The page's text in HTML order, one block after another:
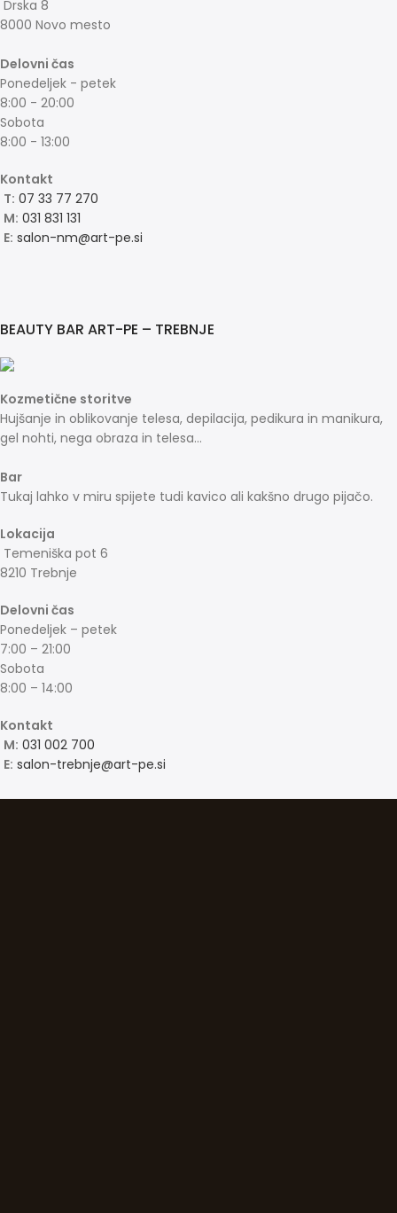
Drska 8
8000 Novo mesto
Delovni čas
Ponedeljek - petek
8:00 - 20:00
Sobota
8:00 - 13:00
Kontakt
T: 07 33 77 270
M: 031 831 131
E: salon-nm@art-pe.si
BEAUTY BAR ART-PE – TREBNJE
Kozmetične storitve
Hujšanje in oblikovanje telesa, depilacija, pedikura in manikura,
gel nohti, nega obraza in telesa…
Bar
Tukaj lahko v miru spijete tudi kavico ali kakšno drugo pijačo.
Lokacija
Temeniška pot 6
8210 Trebnje
Delovni čas
Ponedeljek – petek
7:00 – 21:00
Sobota
8:00 – 14:00
Kontakt
M: 031 002 700
E: salon-trebnje@art-pe.si